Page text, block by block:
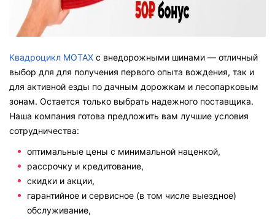
Квадроцикл MOTAX с внедорожными шинами — отличный
выбор для для получения первого опыта вождения, так и
для активной езды по дачным дорожкам и лесопарковым
зонам. Остается только выбрать надежного поставщика.
Наша компания готова предложить вам лучшие условия
сотрудничества:
оптимальные цены с минимальной наценкой,
рассрочку и кредитование,
скидки и акции,
гарантийное и сервисное (в том числе выездное)
обслуживание,